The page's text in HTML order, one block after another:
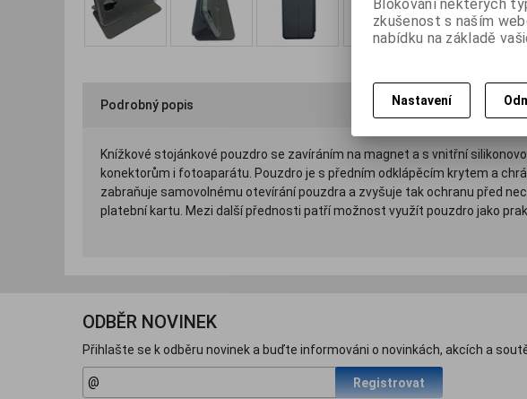
Podrobný popis Dotaz na výrobek
Knížkové stojánkové pouzdro se zavíráním na magnet a s vnitřní
konektorům i fotoaparátu. Pouzdro je s předním odklápěcím krytem a
zabraňuje samovolnému otevírání pouzdra a zvyšuje tak ochranu před
platební kartu. Mezi další přednosti patří možnost využít pouzdro jako
ODBĚR NOVINEK
Přihlašte se k odběru novinek a buďte informováni o novinkách, akcích a
Registrovat
Blokování některých
zkušenost s naším
nabídku na základě
Nastavení